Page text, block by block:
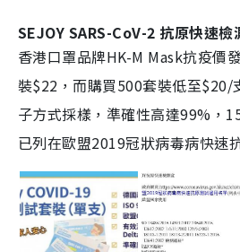
SEJOY SARS-CoV-2 抗原快速檢
香港口罩品牌HK-M Mask抗疫價
裝$22，而購買500套裝低至$20/
子方式採樣，準確性高達99%，
已列在歐盟2019冠狀病毒病快速